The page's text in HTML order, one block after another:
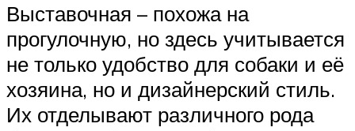
Выставочная – похожа на
прогулочную, но здесь учитывается
не только удобство для собаки и её
хозяина, но и дизайнерский стиль.
Их отделывают различного рода